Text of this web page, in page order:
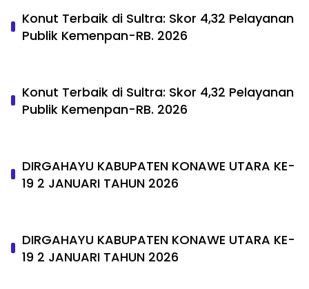
Konut Terbaik di Sultra: Skor 4,32 Pelayanan
Publik Kemenpan-RB. 2026
Konut Terbaik di Sultra: Skor 4,32 Pelayanan
Publik Kemenpan-RB. 2026
DIRGAHAYU KABUPATEN KONAWE UTARA KE-
19 2 JANUARI TAHUN 2026
DIRGAHAYU KABUPATEN KONAWE UTARA KE-
19 2 JANUARI TAHUN 2026